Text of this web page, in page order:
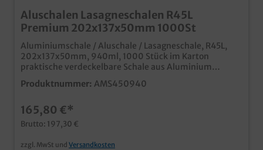
Aluschalen Lasagneschalen R45L
Premium 202x137x50mm 1000St
Aluminiumschale / Aluschale / Lasagneschale, R45L,
202x137x50mm, 940ml, 1000 Stück im Karton
praktische verdeckelbare Schale aus Aluminium
(passende Deckel separat erhältlich) ideal für Pasta-
und Nudelgerichte im Außerhausverkauf und
Produktnummer: AMS450940
165,80 €*
Brutto: 197,30 €
zzgl. MwSt und Versandkosten